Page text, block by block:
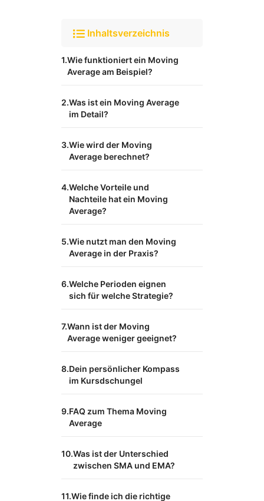
Inhaltsverzeichnis
Wie funktioniert ein Moving
Average am Beispiel?
Was ist ein Moving Average
im Detail?
Wie wird der Moving
Average berechnet?
Welche Vorteile und
Nachteile hat ein Moving
Average?
Wie nutzt man den Moving
Average in der Praxis?
Welche Perioden eignen
sich für welche Strategie?
Wann ist der Moving
Average weniger geeignet?
Dein persönlicher Kompass
im Kursdschungel
FAQ zum Thema Moving
Average
Was ist der Unterschied
zwischen SMA und EMA?
Wie finde ich die richtige